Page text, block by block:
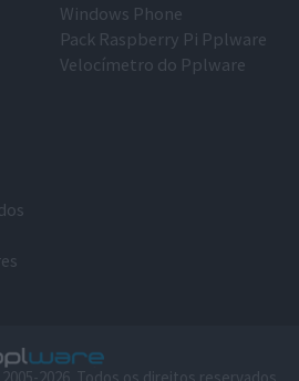
Windows Phone
Pack Raspberry Pi Pplware
Velocímetro do Pplware